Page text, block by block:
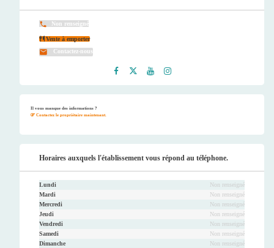
Non renseigné
Vente à emporter
Contactez-nous
Il vous manque des informations ?
Contactez le propriétaire maintenant.
Horaires auxquels l'établissement vous répond au téléphone.
Lundi
Non renseigné
Mardi
Non renseigné
Mercredi
Non renseigné
Jeudi
Non renseigné
Vendredi
Non renseigné
Samedi
Non renseigné
Dimanche
Non renseigné